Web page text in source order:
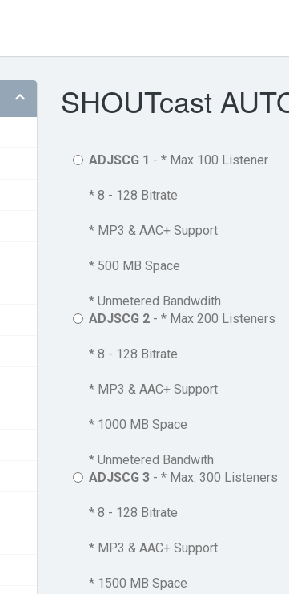
SHOUTcast
ADJSCG 1 - * Max 100 Listener
* 8 - 128 Bitrate
* MP3 & AAC+ Support
* 500 MB Space
* Unmetered Bandwdith
ADJSCG 2- * Max 200 Listeners
* 8 - 128 Bitrate
* MP3 & AAC+ Support
* 1000 MB Space
* Unmetered Bandwith
ADJSCG 3- * Max. 300 Listeners
* 8 - 128 Bitrate
* MP3 & AAC+ Support
* 1500 MB Space